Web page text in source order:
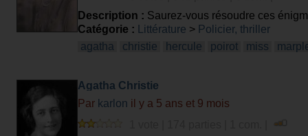
Description : Saurez-vous résoudre ces
Catégorie :
Littérature > Policier, thriller
agatha
christie hercule poirot miss
Agatha Christie
Par karlon il y a 5 ans et 9 mois